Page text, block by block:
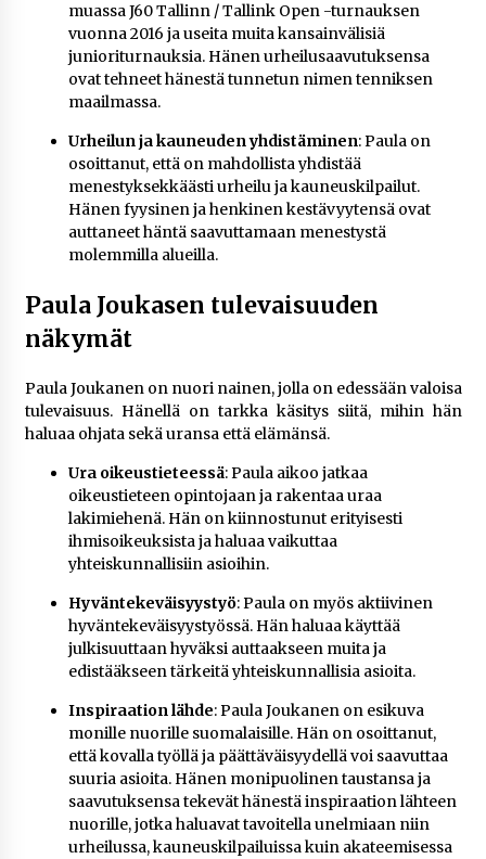
muassa J60 Tallinn / Tallink Open -turnauksen
vuonna 2016 ja useita muita kansainvälisiä
junioriturnauksia. Hänen urheilusaavutuksensa
ovat tehneet hänestä tunnetun nimen tenniksen
maailmassa.
Urheilun ja kauneuden yhdistäminen: Paula on
osoittanut, että on mahdollista yhdistää
menestyksekkäästi urheilu ja kauneuskilpailut.
Hänen fyysinen ja henkinen kestävyytensä ovat
auttaneet häntä saavuttamaan menestystä
molemmilla alueilla.
Paula Joukasen tulevaisuuden
näkymät
Paula Joukanen on nuori nainen, jolla on edessään valoisa
tulevaisuus. Hänellä on tarkka käsitys siitä, mihin hän
haluaa ohjata sekä uransa että elämänsä.
Ura oikeustieteessä: Paula aikoo jatkaa
oikeustieteen opintojaan ja rakentaa uraa
lakimiehenä. Hän on kiinnostunut erityisesti
ihmisoikeuksista ja haluaa vaikuttaa
yhteiskunnallisiin asioihin.
Hyväntekeväisyystyö: Paula on myös aktiivinen
hyväntekeväisyystyössä. Hän haluaa käyttää
julkisuuttaan hyväksi auttaakseen muita ja
edistääkseen tärkeitä yhteiskunnallisia asioita.
Inspiraation lähde: Paula Joukanen on esikuva
monille nuorille suomalaisille. Hän on osoittanut,
että kovalla työllä ja päättäväisyydellä voi saavuttaa
suuria asioita. Hänen monipuolinen taustansa ja
saavutuksensa tekevät hänestä inspiraation lähteen
nuorille, jotka haluavat tavoitella unelmiaan niin
urheilussa, kauneuskilpailuissa kuin akateemisessa